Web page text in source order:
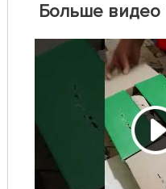
Больше